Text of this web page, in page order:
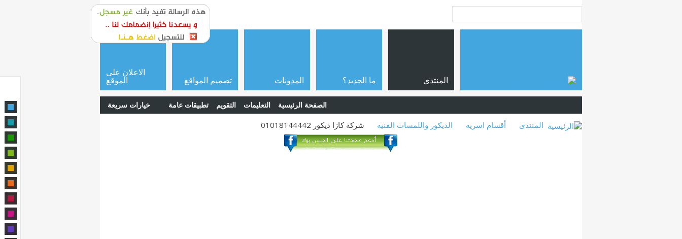
or login
المنتدى
الصفحة الرئيسية التعليمات التقويم تطبيقات عامة خيارات سريعة
ما الجديد؟ المدونات تصميم المواقع
الاعلان على
الموقع
المنتدى أقسام اسريه الديكور واللمسات الفنيه شركة كازا ديكور 01018144442